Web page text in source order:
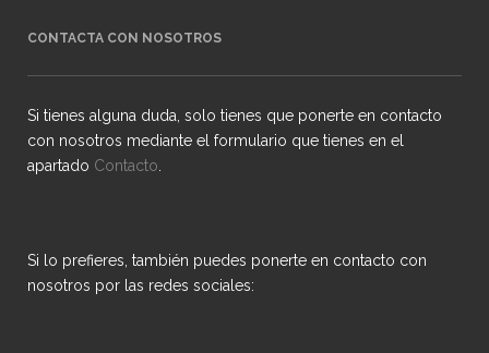
CONTACTA CON NOSOTROS
Si tienes alguna duda, solo tienes que ponerte en contacto
con nosotros mediante el formulario que tienes en el
apartado Contacto
Si lo prefieres, también puedes ponerte en contacto con
nosotros por las redes sociales: